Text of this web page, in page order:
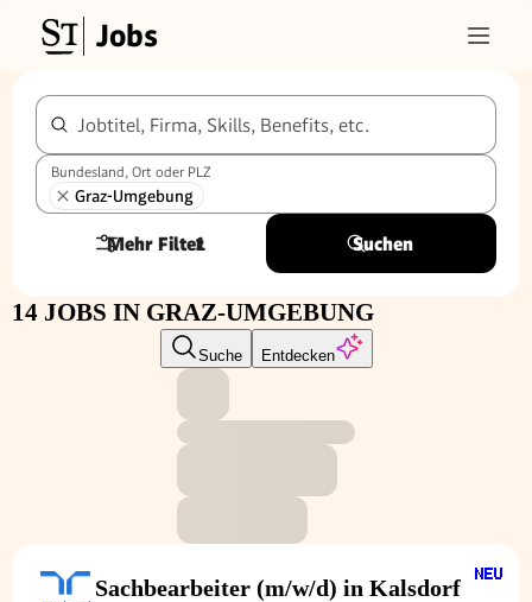
Jobs
Jobtitel, Firma, Skills, Benefits, etc.
Bundesland, Ort oder PLZ
Graz-Umgebung
Mehr Filter
1 Suchen
14 JOBS IN GRAZ-UMGEBUNG
Suche Entdecken
Sachbearbeiter (m/w/d) in Kalsdorf